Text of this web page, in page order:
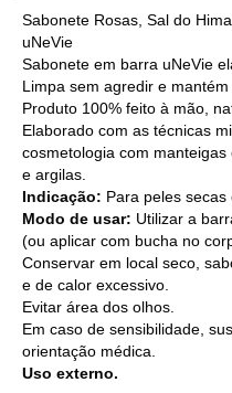
Sabonete Rosas, Sal do
uNeVie
Sabonete em barra uNeVie
Limpa sem agredir e
Produto 100% feito à mão,
Elaborado com as técnicas
cosmetologia com
e argilas.
Indicação: Para peles
Modo de usar: Utilizar a
(ou aplicar com bucha no
Conservar em local seco,
e de calor excessivo.
Evitar área dos olhos.
Em caso de sensibilidade,
orientação médica.
Uso externo.